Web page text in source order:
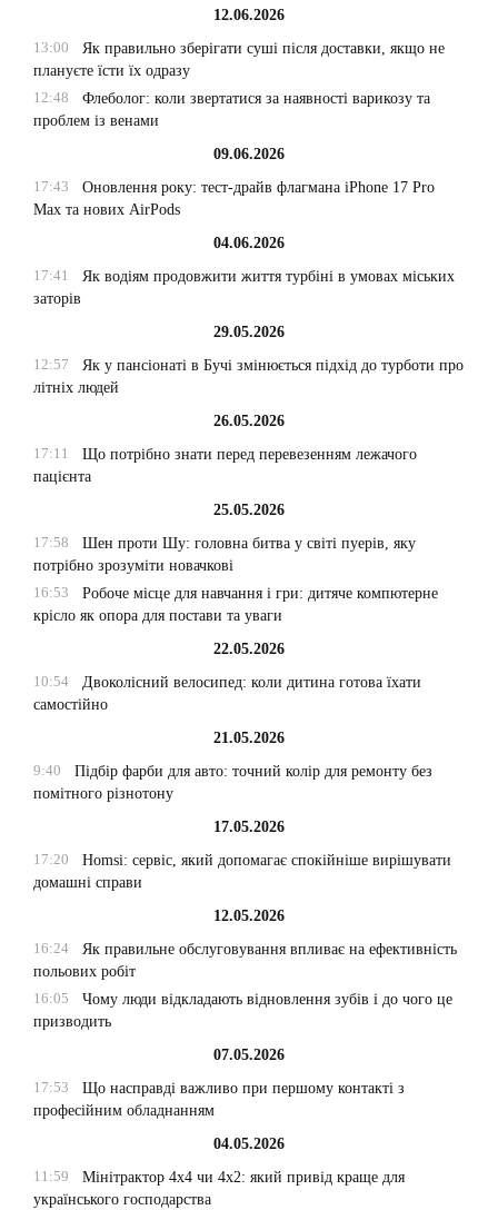
12.06.2026
13:00
Як правильно зберігати суші після доставки, якщо не
плануєте їсти їх одразу
12:48
Флеболог: коли звертатися за наявності варикозу та
проблем із венами
09.06.2026
17:43
Оновлення року: тест-драйв флагмана iPhone 17 Pro
Max та нових AirPods
04.06.2026
17:41
Як водіям продовжити життя турбіні в умовах міських
заторів
29.05.2026
12:57
Як у пансіонаті в Бучі змінюється підхід до турботи про
літніх людей
26.05.2026
17:11
Що потрібно знати перед перевезенням лежачого
пацієнта
25.05.2026
17:58
Шен проти Шу: головна битва у світі пуерів, яку
потрібно зрозуміти новачкові
16:53
Робоче місце для навчання і гри: дитяче компютерне
крісло як опора для постави та уваги
22.05.2026
10:54
Двоколісний велосипед: коли дитина готова їхати
самостійно
21.05.2026
9:40
Підбір фарби для авто: точний колір для ремонту без
помітного різнотону
17.05.2026
17:20
Homsi: сервіс, який допомагає спокійніше вирішувати
домашні справи
12.05.2026
16:24
Як правильне обслуговування впливає на ефективність
польових робіт
16:05
Чому люди відкладають відновлення зубів і до чого це
призводить
07.05.2026
17:53
Що насправді важливо при першому контакті з
професійним обладнанням
04.05.2026
11:59
Мінітрактор 4х4 чи 4х2: який привід краще для
українського господарства